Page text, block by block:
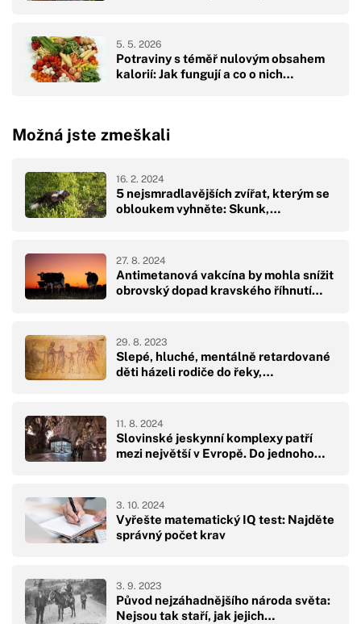
Potraviny s téměř nulovým obsahem
kalorií: Jak fungují a co o nich…
5. 5. 2026
Možná jste zmeškali
5 nejsmradlavějších zvířat, kterým se
obloukem vyhněte: Skunk,…
16. 2. 2024
Antimetanová vakcína by mohla snížit
obrovský dopad kravského říhnutí…
27. 8. 2024
Slepé, hluché, mentálně retardované
děti házeli rodiče do řeky,…
29. 8. 2023
Slovinské jeskynní komplexy patří
mezi největší v Evropě. Do jednoho…
11. 8. 2024
Vyřešte matematický IQ test: Najděte
správný počet krav
3. 10. 2024
Původ nejzáhadnějšího národa světa:
Nejsou tak staří, jak jejich…
3. 9. 2023